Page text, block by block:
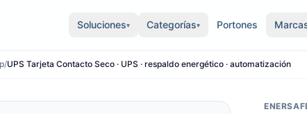
Soluciones▾ Categorías▾ Portones
/UPS Tarjeta Contacto Seco · UPS · respaldo energético · automatización